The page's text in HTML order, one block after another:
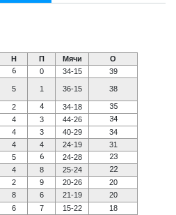
Н П Мячи
О
6 0 34-15 39
5 1 36-15 38
2 4 34-18 35
4 3 44-26 34
4 3 40-29
34
4 4 24-19
31
5 6 24-28 23
4 8 25-24 22
2 9 20-26
20
8 6 21-19
20
6 7 15-22
18